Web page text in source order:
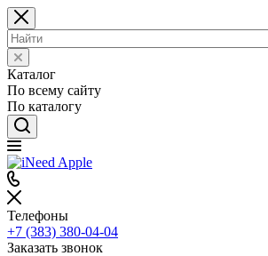
Каталог
По всему сайту
По каталогу
Телефоны
+7 (383) 380-04-04
Заказать звонок